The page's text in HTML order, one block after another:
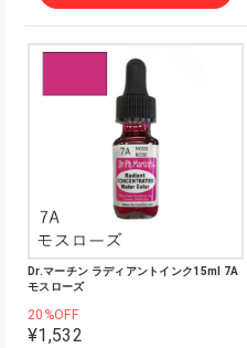
Dr.マーチン ラディアントインク15ml 7A
モスローズ
20%OFF
¥1,532